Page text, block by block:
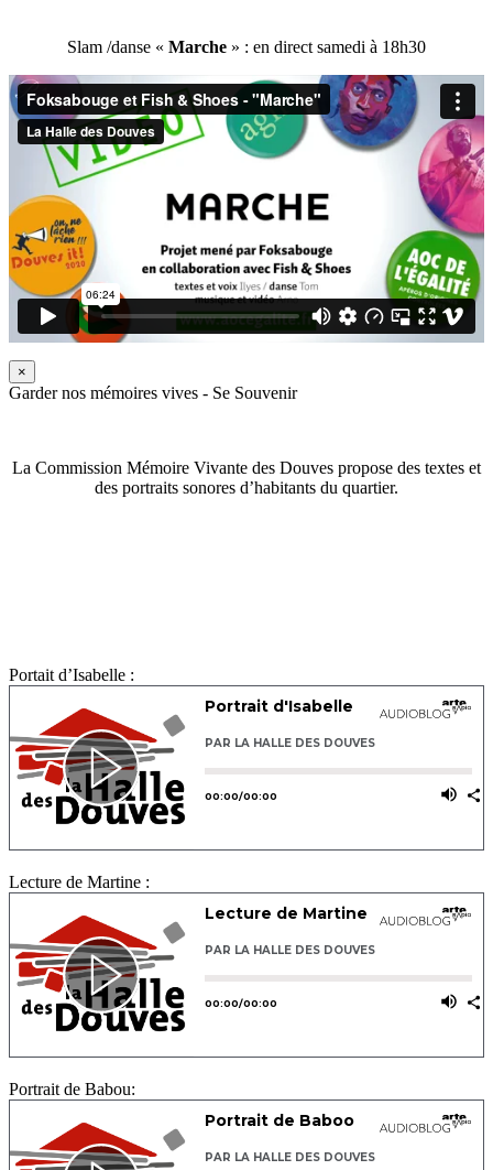
Slam /danse « Marche » : en direct samedi à 18h30
×
Garder nos mémoires vives - Se Souvenir
La Commission Mémoire Vivante des Douves propose des textes et
des portraits sonores d’habitants du quartier.
Portait d’Isabelle :
Lecture de Martine :
Portrait de Babou: